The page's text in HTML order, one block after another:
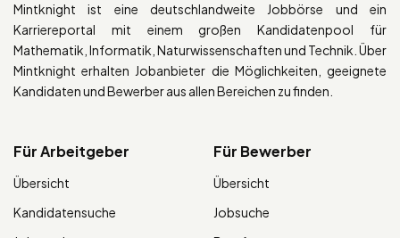
Mintknight ist eine deutschlandweite Jobbörse und ein
Karriereportal mit einem großen Kandidatenpool für
Mathematik, Informatik, Naturwissenschaften und Technik. Über
Mintknight erhalten Jobanbieter die Möglichkeiten, geeignete
Kandidaten und Bewerber aus allen Bereichen zu finden.
Für Arbeitgeber
Übersicht
Kandidatensuche
Für Bewerber
Übersicht
Jobsuche